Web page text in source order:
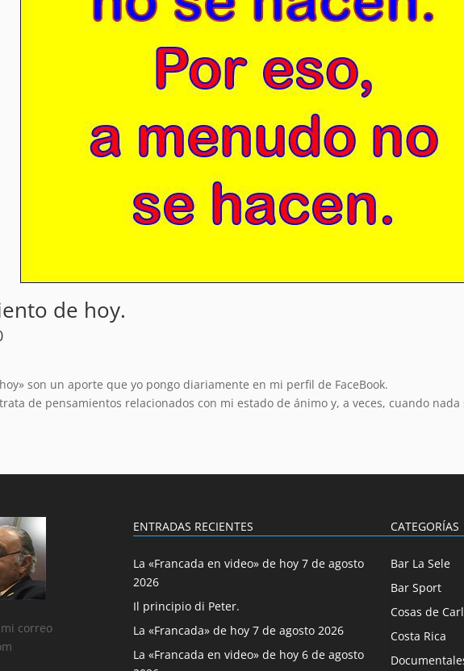
de hoy.
son un aporte que yo pongo diariamente en mi perfil de FaceBook.
de pensamientos relacionados con mi estado de ánimo y, a veces, cuando
correo
ENTRADAS RECIENTES
La «Francada en video» de hoy 7 de agosto
2026
Il principio di Peter.
La «Francada» de hoy 7 de agosto 2026
La «Francada en video» de hoy 6 de agosto
CATEGORÍAS
Bar La Sele
Bar Sport
Cosas de
Costa Rica